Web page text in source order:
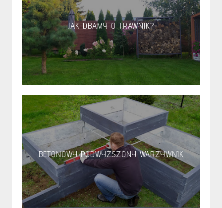
JAK DBAMY O TRAWNIK?
BETONOWY PODWYŻSZONY WARZYWNIK